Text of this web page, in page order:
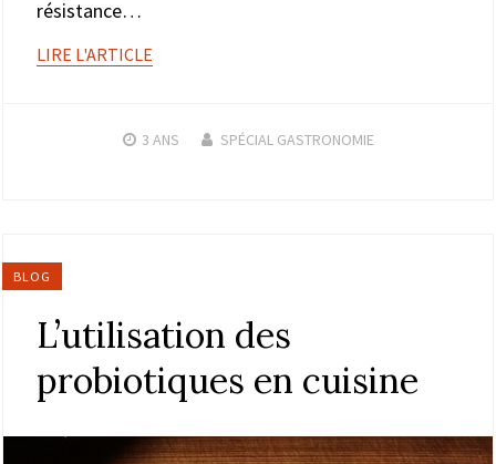
résistance…
LIRE L'ARTICLE
3 ANS SPÉCIAL GASTRONOMIE
BLOG
L’utilisation des
probiotiques en cuisine